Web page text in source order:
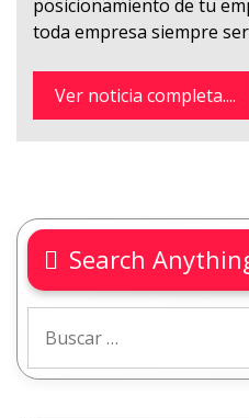
posicionamiento de tu
toda empresa siempre
Ver noticia completa....
Search